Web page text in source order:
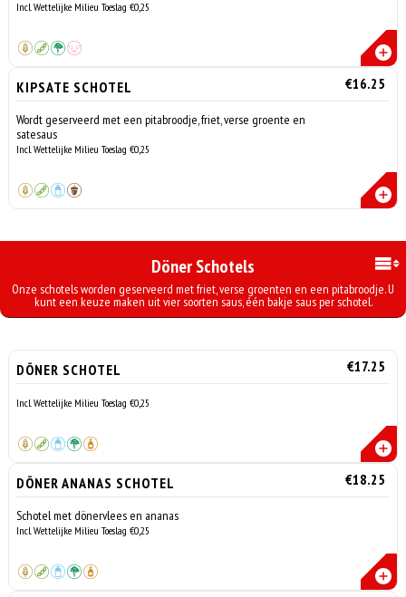
Incl. Wettelijke Milieu Toeslag €0,25
KIPSATE SCHOTEL €16.25
Wordt geserveerd met een pitabroodje, friet, verse groente en
satesaus
Incl. Wettelijke Milieu Toeslag €0,25
Döner Schotels
Onze schotels worden geserveerd met friet, verse groenten en een pitabroodje. U
kunt een keuze maken uit vier soorten saus, één bakje saus per schotel.
DÖNER SCHOTEL €17.25
Incl. Wettelijke Milieu Toeslag €0,25
DÖNER ANANAS SCHOTEL €18.25
Schotel met dönervlees en ananas
Incl. Wettelijke Milieu Toeslag €0,25